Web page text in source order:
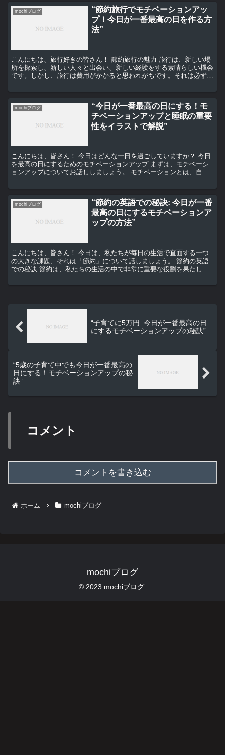
mochiブログ
“節約旅行でモチベーションアッ
プ！今日が一番最高の日を作る方
法”
こんにちは、旅行好きの皆さん！ 節約旅行の魅力 旅行は、新しい場
所を探索し、新しい人々と出会い、新しい経験をする素晴らしい機会
です。しかし、旅行は費用がかかると思われがちです。それは必ずし
mochiブログ
“今日が一番最高の日にする！モ
チベーションアップと睡眠の重要
性をイラストで解説”
こんにちは、皆さん！ 今日はどんな一日を過ごしていますか？ 今日
を最高の日にするためのモチベーションアップ まずは、モチベーシ
ョンアップについてお話ししましょう。 モチベーションとは、自分
mochiブログ
“節約の英語での秘訣: 今日が一番
最高の日にするモチベーションア
ップの方法”
こんにちは、皆さん！ 今日は、私たちが毎日の生活で直面する一つ
の大きな課題、それは「節約」について話しましょう。 節約の英語
での秘訣 節約は、私たちの生活の中で非常に重要な役割を果たしま
“子育てに5万円: 今日が一番最高の日
にするモチベーションアップの秘訣”
“5歳の子育て中でも今日が一番最高の
日にする！モチベーションアップの秘
訣”
コメント
コメントを書き込む
ホーム mochiブログ
mochiブログ
© 2023 mochiブログ.